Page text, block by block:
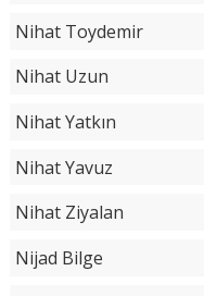
Nihat Toydemir
Nihat Uzun
Nihat Yatkın
Nihat Yavuz
Nihat Ziyalan
Nijad Bilge